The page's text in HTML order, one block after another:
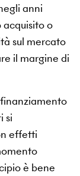
anni
o
sul mercato
il margine di
si
effetti
è bene